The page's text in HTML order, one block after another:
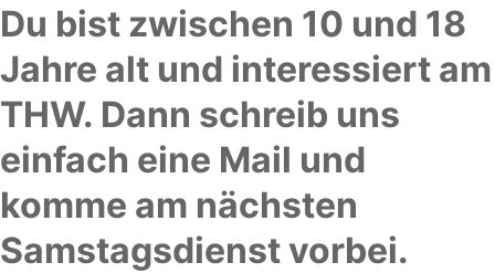
Du bist zwischen 10 und 18
Jahre alt und interessiert am
THW. Dann schreib uns
einfach eine Mail und
komme am nächsten
Samstagsdienst vorbei.